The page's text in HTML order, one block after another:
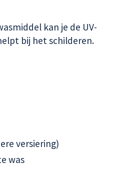
kan je de UV-
bij het schilderen.
versiering)
was